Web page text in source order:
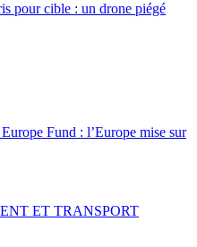
pour cible : un drone piégé
Fund : l’Europe mise sur
ET TRANSPORT